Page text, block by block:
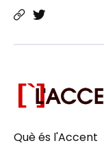
Què és l'Accent